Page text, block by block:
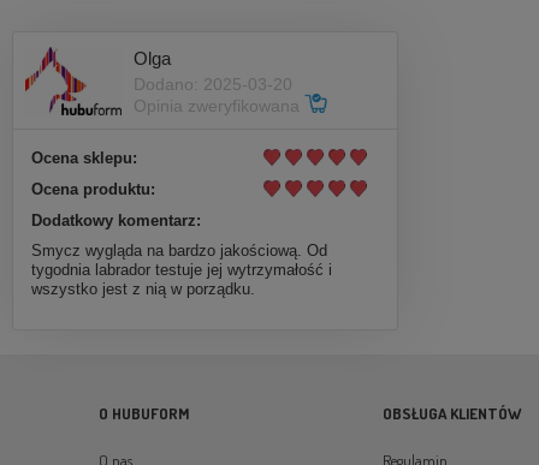
Oddychające buty dla psa Boho Truelove
4szt lawendowe
199,00 zł
Olga
Dodano: 2025-03-20
Opinia zweryfikowana
Ocena sklepu:
Ocena produktu:
Dodatkowy komentarz:
Smycz wygląda na bardzo jakościową. Od
tygodnia labrador testuje jej wytrzymałość i
wszystko jest z nią w porządku.
O HUBUFORM
O nas
OBSŁUGA KLIENTÓW
Regulamin